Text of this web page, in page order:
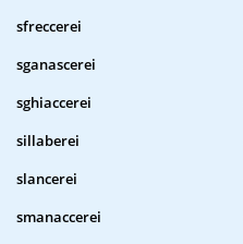
sfreccerei
sganascerei
sghiaccerei
sillaberei
slancerei
smanaccerei